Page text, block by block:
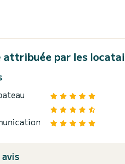
attribuée par les